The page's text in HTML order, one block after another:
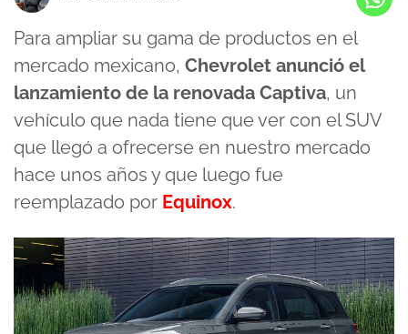
Para ampliar su gama de productos en el
mercado mexicano, Chevrolet anunció el
lanzamiento de la renovada Captiva, un
vehículo que nada tiene que ver con el SUV
que llegó a ofrecerse en nuestro mercado
hace unos años y que luego fue
reemplazado por Equinox.